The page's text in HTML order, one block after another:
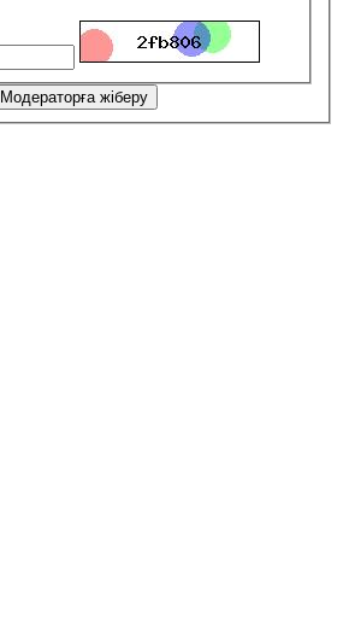
Модераторға жіберу